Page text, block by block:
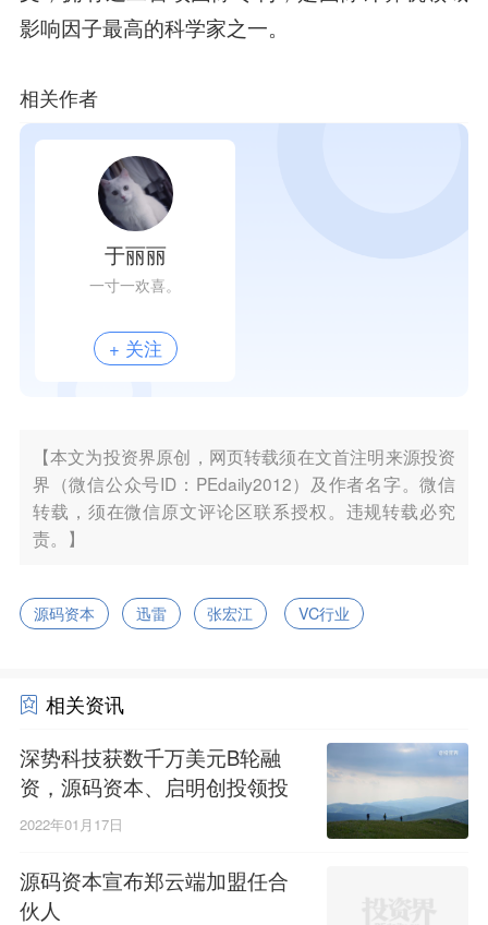
影响因子最高的科学家之一。
相关作者
于丽丽
一寸一欢喜。
+ 关注
【本文为投资界原创，网页转载须在文首注明来源投资
界（微信公众号ID：PEdaily2012）及作者名字。微信
转载，须在微信原文评论区联系授权。违规转载必究
责。】
源码资本 迅雷 张宏江 VC行业
相关资讯
深势科技获数千万美元B轮融
资，源码资本、启明创投领投
2022年01月17日
源码资本宣布郑云端加盟任合
伙人